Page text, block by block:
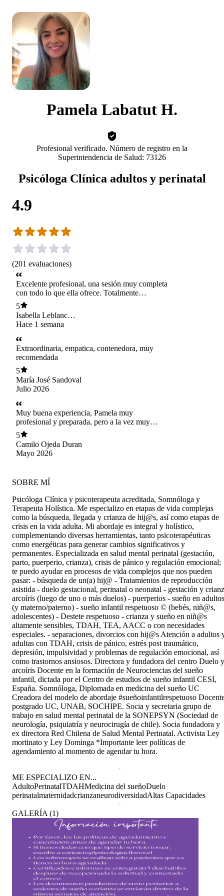
Pamela Labatut H.
Profesional verificado. Número de registro en la
Superintendencia de Salud: 73126
Psicóloga Clínica adultos y perinatal
4.9
(201 evaluaciones)
Excelente profesional, una sesión muy completa
con todo lo que ella ofrece. Totalmente
recomendada
5
Isabella Leblanc
Urzúa
Hace 1 semana
Extraordinaria, empatica, contenedora, muy
recomendada
5
María José Sandoval
Julio 2026
Muy buena experiencia, Pamela muy
profesional y preparada, pero a la vez muy
cercana y empática. 100% recomandada!
5
Camilo Ojeda Duran
Mayo 2026
SOBRE MÍ
Psicóloga Clínica y psicoterapeuta acreditada, Somnóloga y
Terapeuta Holística. Me especializo en etapas de vida complejas
como la búsqueda, llegada y crianza de hij@s, así como etapas de
crisis en la vida adulta. Mi abordaje es integral y holístico,
complementando diversas herramientas, tanto psicoterapéuticas
como energéticas para generar cambios significativos y
permanentes. Especializada en salud mental perinatal (gestación,
parto, puerperio, crianza), crisis de pánico y regulación emocional;
te puedo ayudar en procesos de vida complejos que nos pueden
pasar: - búsqueda de un(a) hij@ - Tratamientos de reproducción
asistida - duelo gestacional, perinatal o neonatal - gestación y
arcoíris (luego de uno o más duelos) - puerperios - sueño en adultos
(y materno/paterno) - sueño infantil respetuoso © (bebés, niñ@s,
adolescentes) - Destete respetuoso - crianza y sueño en niñ@s
altamente sensibles, TDAH, TEA, AACC o con necesidades
especiales. - separaciones, divorcios con hij@s Atención a adultos
adultas con TDAH, crisis de pánico, estrés post traumático,
depresión, impulsividad y problemas de regulación emocional, así
como trastornos ansiosos. Directora y fundadora del centro Duelo y
arcoíris Docente en la formación de Neurociencias del sueño
infantil, dictada por el Centro de estudios de sueño infantil CESI,
España. Somnóloga, Diplomada en medicina del sueño UC
Creadora del modelo de abordaje #sueñoinfantilrespetuoso
postgrado UC, UNAB, SOCHIPE. Socia y secretaria grupo de
trabajo en salud mental perinatal de la SONEPSYN (Sociedad de
neurología, psiquiatría y neurocirugía de chile). Socia fundadora y
ex directora Red Chilena de Salud Mental Perinatal. Activista Ley
mortinato y Ley Dominga *Importante leer políticas de
agendamiento al momento de agendar tu hora.
ME ESPECIALIZO EN...
AdultoPerinatalTDAHMedicina del sueñoDuelo
perinatalmaternidadcrianzaneurodiversidadAltas Capacidades
GALERÍA (1)